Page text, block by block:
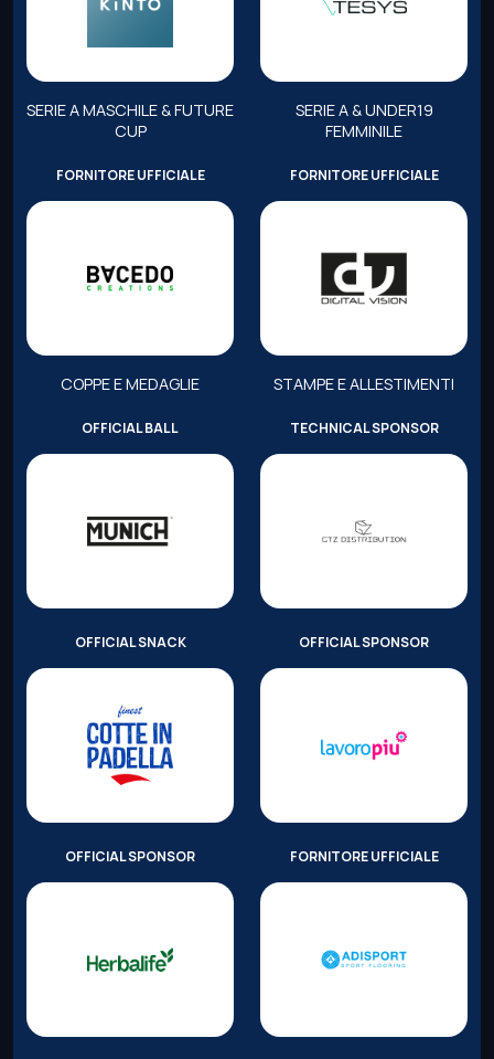
SERIE A MASCHILE & FUTURE
CUP
SERIE A & UNDER19
FEMMINILE
FORNITORE UFFICIALE
COPPE E MEDAGLIE
FORNITORE UFFICIALE
STAMPE E ALLESTIMENTI
OFFICIAL BALL TECHNICAL SPONSOR
OFFICIAL SNACK OFFICIAL SPONSOR
OFFICIAL SPONSOR FORNITORE UFFICIALE